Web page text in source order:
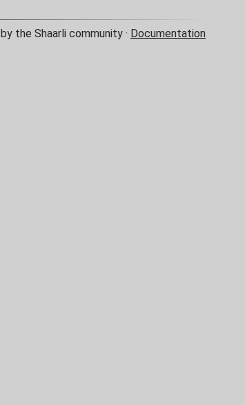
the Shaarli community · Documentation